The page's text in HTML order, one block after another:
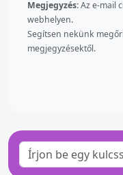
Megjegyzés:Az e-mail
webhelyen.
Segítsen nekünk
megjegyzésektől.